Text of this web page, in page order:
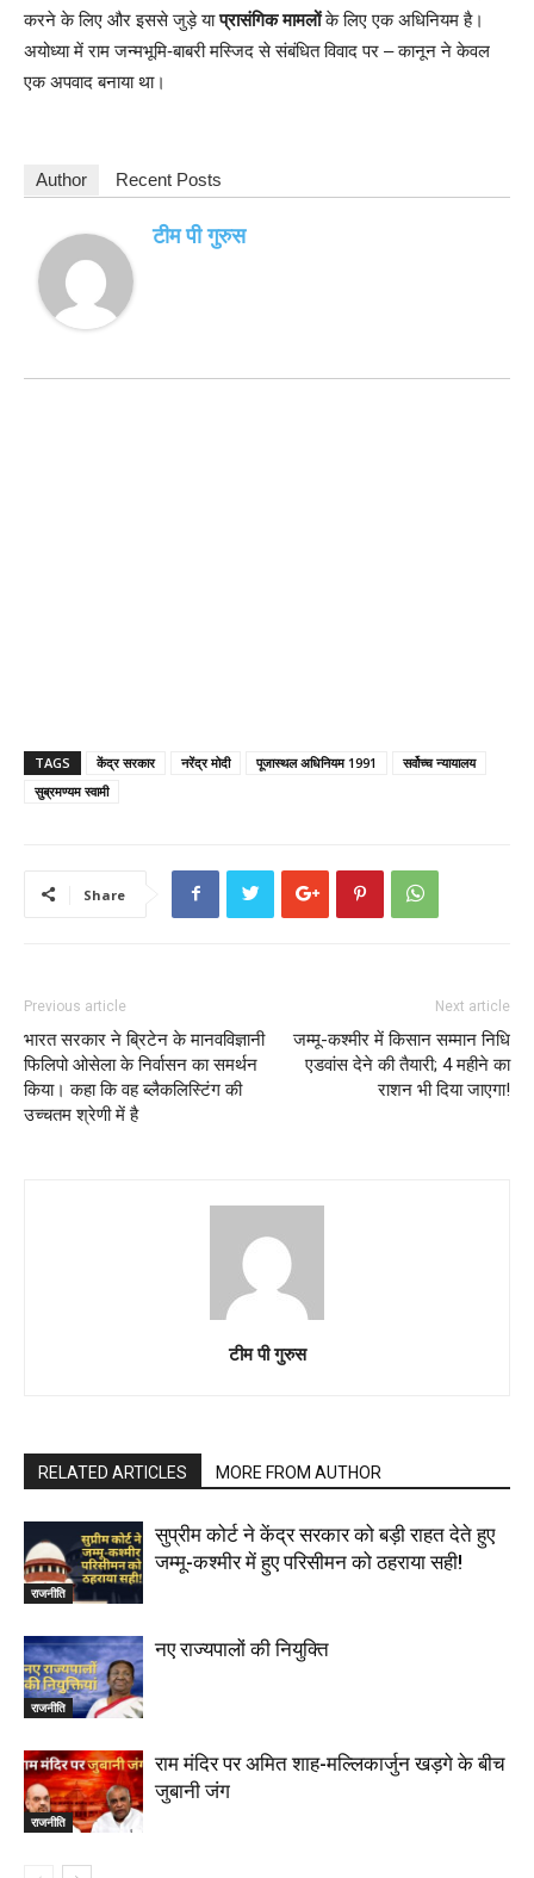
करने के लिए और इससे जुड़े याप्रासंगिक मामलोंके लिए एक अधिनियम है।
अयोध्या में राम जन्मभूमि-बाबरी मस्जिद से संबंधित विवाद पर – कानून ने केवल
एक अपवाद बनाया था।
Author Recent Posts
टीम पी गुरुस
TAGS केंद्र सरकार नरेंद्र मोदी पूजास्थल अधिनियम 1991
सर्वोच्च न्यायालय
सुब्रमण्यम स्वामी
Share
Previous article
भारत सरकार ने ब्रिटेन के मानवविज्ञानी
फिलिपो ओसेला के निर्वासन का समर्थन
किया। कहा कि वह ब्लैकलिस्टिंग की
उच्चतम श्रेणी में है
Next article
जम्मू-कश्मीर में किसान सम्मान निधि
एडवांस देने की तैयारी; 4 महीने का
राशन भी दिया जाएगा!
टीम पी गुरुस
RELATED ARTICLES MORE FROM AUTHOR
राजनीति
सुप्रीम कोर्ट ने केंद्र सरकार को बड़ी राहत देते हुए
जम्मू-कश्मीर में हुए परिसीमन को ठहराया सही!
राजनीति
नए राज्यपालों की नियुक्ति
राजनीति
राम मंदिर पर अमित शाह-मल्लिकार्जुन खड़गे के बीच
जुबानी जंग